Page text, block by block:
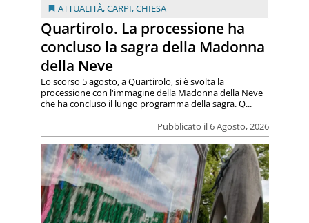
ATTUALITÀ,CARPI,CHIESA
Quartirolo. La processione ha
concluso la sagra della Madonna
della Neve
Pubblicato il 6 Agosto, 2026
Lo scorso 5 agosto, a Quartirolo, si è svolta la
processione con l'immagine della Madonna della Neve
che ha concluso il lungo programma della sagra. Q...